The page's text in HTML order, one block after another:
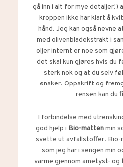
gå inn i alt for mye detaljer!)
kroppen ikke har klart å
hånd. Jeg kan også nevne
med olivenbladekstrakt i
oljer internt er noe som
det skal kun gjøres hvis du
sterk nok og at du selv
ønsker. Oppskrift og
rensen kan du
I forbindelse med
god hjelp i Bio-mattenmin
svette ut avfallstoffer. Bio-
som jeg har i sengen min
varme gjennom ametyst- og